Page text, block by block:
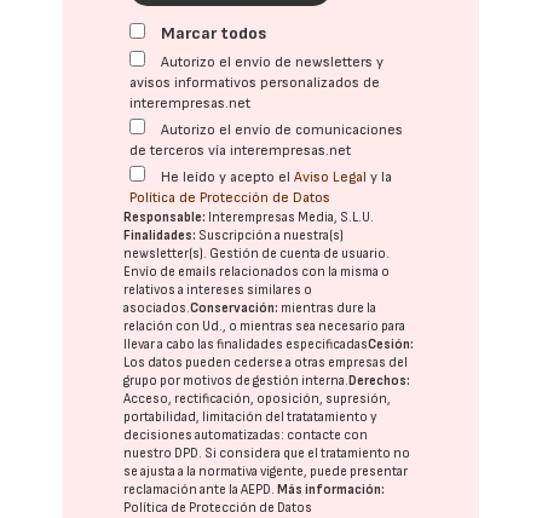
Marcar todos
Autorizo el envío de newsletters y
avisos informativos personalizados de
interempresas.net
Autorizo el envío de comunicaciones
de terceros vía interempresas.net
He leído y acepto elAviso Legal y la
Política de Protección de Datos
Responsable: Interempresas Media, S.L.U.
Finalidades: Suscripción a nuestra(s)
newsletter(s). Gestión de cuenta de usuario.
Envío de emails relacionados con la misma o
relativos a intereses similares o
asociados.Conservación: mientras dure la
relación con Ud., o mientras sea necesario para
llevar a cabo las finalidades especificadasCesión:
Los datos pueden cederse a otras empresas del
grupo por motivos de gestión interna. Derechos:
Acceso, rectificación, oposición, supresión,
portabilidad, limitación del tratatamiento y
decisiones automatizadas: contacte con
nuestro DPD. Si considera que el tratamiento no
se ajusta a la normativa vigente, puede presentar
reclamación ante laAEPD. Más información:
Política de Protección de Datos